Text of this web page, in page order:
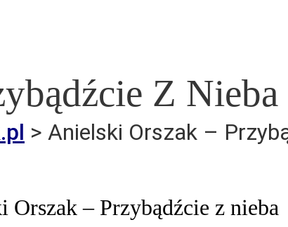
Z Nieba
> Anielski Orszak –
Orszak – Przybądźcie z nieba